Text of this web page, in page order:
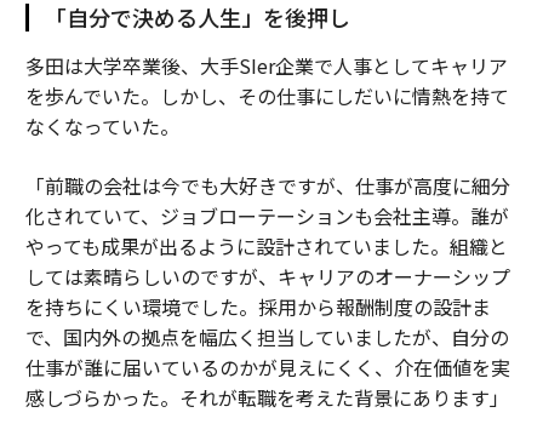
「自分で決める人生」を後押し
多田は大学卒業後、大手SIer企業で人事としてキャリア
を歩んでいた。しかし、その仕事にしだいに情熱を持て
なくなっていた。
「前職の会社は今でも大好きですが、仕事が高度に細分
化されていて、ジョブローテーションも会社主導。誰が
やっても成果が出るように設計されていました。組織と
しては素晴らしいのですが、キャリアのオーナーシップ
を持ちにくい環境でした。採用から報酬制度の設計ま
で、国内外の拠点を幅広く担当していましたが、自分の
仕事が誰に届いているのかが見えにくく、介在価値を実
感しづらかった。それが転職を考えた背景にあります」